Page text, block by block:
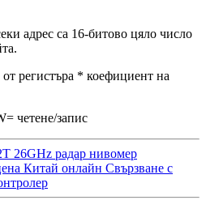
адрес са 16-битово цяло число
регистъра * коефициент на
четене/запис
26GHz радар нивомер
Китай онлайн Свързване с